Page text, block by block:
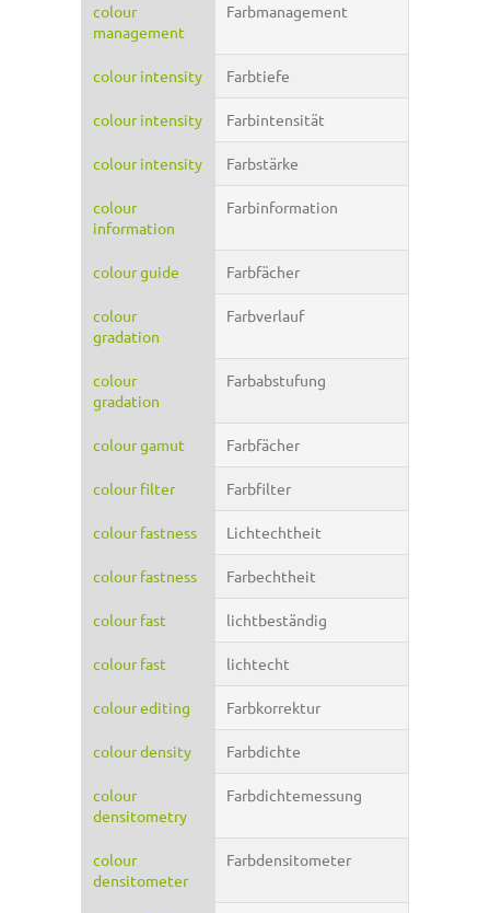
colour
management
Farbmanagement
colour intensity Farbtiefe
colour intensity Farbintensität
colour intensity Farbstärke
colour
information
Farbinformation
colour guide Farbfächer
colour
gradation
Farbverlauf
colour
gradation
Farbabstufung
colour gamut Farbfächer
colour filter Farbfilter
colour fastness Lichtechtheit
colour fastness Farbechtheit
colour fast lichtbeständig
colour fast lichtecht
colour editing Farbkorrektur
colour density Farbdichte
colour
densitometry
Farbdichtemessung
colour
densitometer
Farbdensitometer